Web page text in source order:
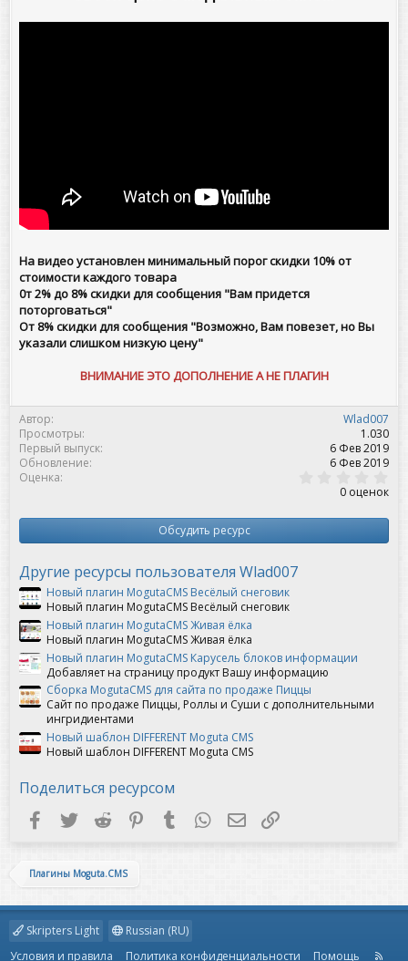
н
На видео установлен минимальный порог скидки 10% от
стоимости каждого товара
0т 2% до 8% скидки для сообщения "Вам придется
поторговаться"
От 8% скидки для сообщения "Возможно, Вам повезет, но Вы
указали слишком низкую цену"
ВНИМАНИЕ ЭТО ДОПОЛНЕНИЕ А НЕ ПЛАГИН
Автор
Wlad007
Просмотры
1.030
Первый выпуск
6 Фев 2019
Обновление
6 Фев 2019
Оценка
,
0
в
0 оценок
Обсудить ресурс
Другие ресурсы пользователя Wlad007
Новый плагин MogutaCMS Весёлый снеговик
Новый плагин MogutaCMS Весёлый снеговик
Новый плагин MogutaCMS Живая ёлка
Новый плагин MogutaCMS Живая ёлка
Новый плагин MogutaCMS Карусель блоков информации
Добавляет на страницу продукт Вашу информацию
Сборка MogutaCMS для сайта по продаже Пиццы
Сайт по продаже Пиццы, Роллы и Суши с дополнительными
ингридиентами
Новый шаблон DIFFERENT Moguta CMS
Новый шаблон DIFFERENT Moguta CMS
Поделиться ресурсом
FacebookTwitter Reddit PinterestTumblr WhatsAppЭлектронная почта
Плагины Moguta.CMS
Skripters Light
Russian (RU)
Условия и правила
Политика конфиденциальности Помощь R